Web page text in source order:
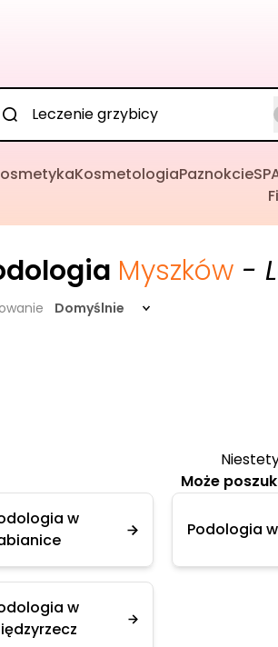
KosmetologiaPaznokcie
Myszków -
Domyślnie
Może
w
Podologia
w